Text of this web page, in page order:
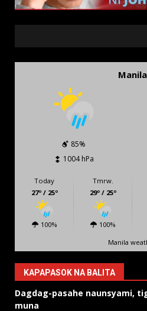
Manila
85%
1004 hPa
Today
27º / 25º
100%
Tmrw.
29º / 25º
100%
Manila
KAPAPASOK NA BALITA
Dagdag-pasahe naunsyami,
muna